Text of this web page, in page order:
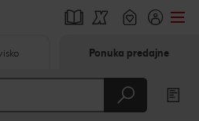
Ponuka predajne